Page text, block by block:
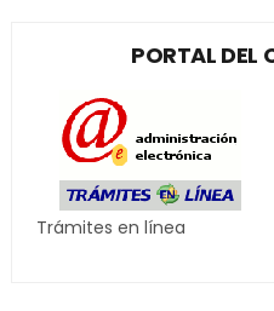
PORTAL DEL
Trámites en línea